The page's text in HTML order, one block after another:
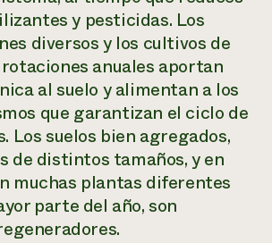
y pesticidas. Los
diversos y los cultivos de
anuales aportan
al suelo y alimentan a los
que garantizan el ciclo de
Los suelos bien agregados,
de distintos tamaños, y en
muchas plantas diferentes
parte del año, son